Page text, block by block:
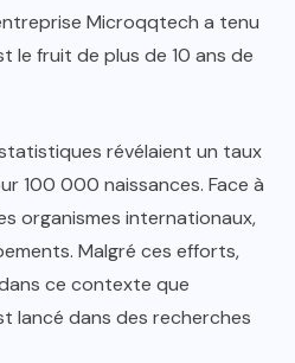
Microqqtech a tenu
le fruit de plus de 10 ans de
révélaient un taux
100 000 naissances. Face à
organismes internationaux,
Malgré ces efforts,
ce contexte que
lancé dans des recherches